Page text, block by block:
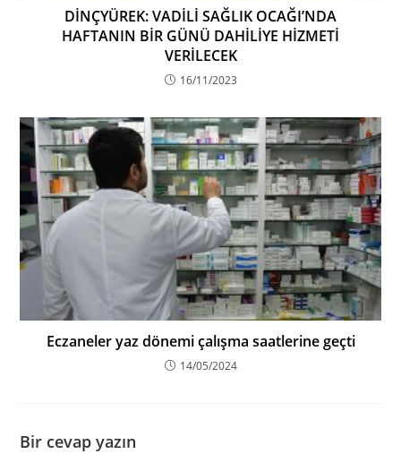
DİNÇYÜREK: VADİLİ SAĞLIK OCAĞI’NDA
HAFTANIN BİR GÜNÜ DAHİLİYE HİZMETİ
VERİLECEK
16/11/2023
Eczaneler yaz dönemi çalışma saatlerine geçti
14/05/2024
Bir cevap yazın